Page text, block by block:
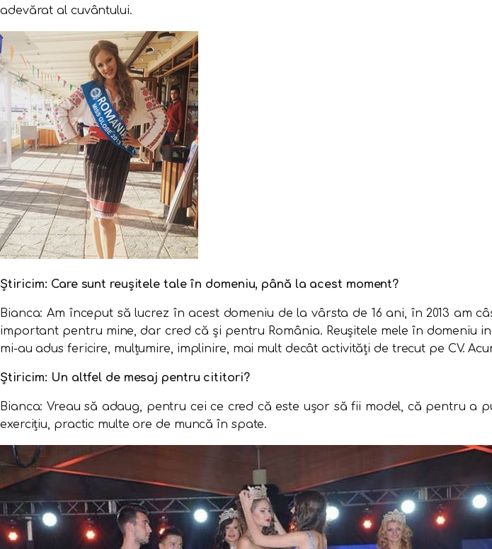
adevărat al cuvântului.
Știricim: Care sunt reușitele tale în domeniu, până la acest moment?
Bianca: Am început să lucrez în acest domeniu de la vârsta de 16 ani, în 2013
important pentru mine, dar cred că și pentru România. Reușitele mele în
mi-au adus fericire, mulțumire, implinire, mai mult decât activități de trecut pe CV.
Știricim: Un altfel de mesaj pentru cititori?
Bianca: Vreau să adaug, pentru cei ce cred că este ușor să fii model, că pentru a
exercițiu, practic multe ore de muncă în spate.